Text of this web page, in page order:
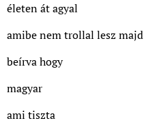
életen át agyal
amibe nem trollal lesz majd
beírva hogy
magyar
ami tiszta